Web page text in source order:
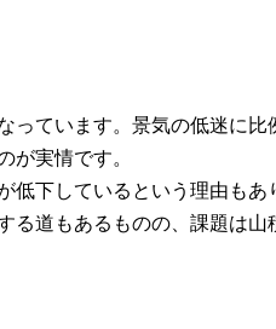
っています。景気の低迷に比
が実情です。
低下しているという理由もあ
道もあるものの、課題は山